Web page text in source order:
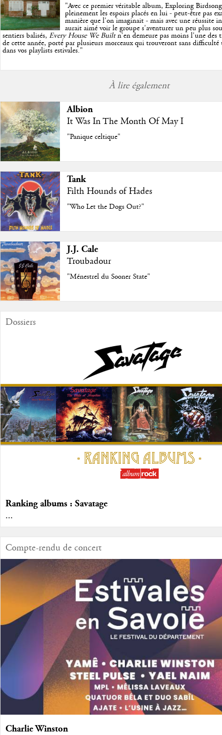
"Avec ce premier véritable album, Exploring
pleinement les espoirs placés en lui - peut-être pas
manière que l'on imaginait - mais avec une réussite
aurait aimé voir le groupe s'aventurer un peu plus
sentiers balisés, Every House We Builtn'en demeure pas moins l'une des
de cette année, porté par plusieurs morceaux qui trouveront sans difficulté
dans vos playlists estivales."
À lire également
Albion
It Was In The Month Of May I
"Panique celtique"
Tank
Filth Hounds of Hades
"Who Let the Dogs Out?"
J.J. Cale
Troubadour
"Ménestrel du Sooner State"
Dossiers
Ranking albums : Savatage
...
Compte-rendu de concert
Charlie Winston